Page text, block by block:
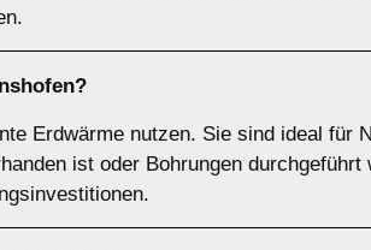
Erdwärme nutzen. Sie sind ideal für
ist oder Bohrungen durchgeführt